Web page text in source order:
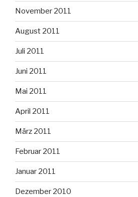
November 2011
August 2011
Juli 2011
Juni 2011
Mai 2011
April 2011
März 2011
Februar 2011
Januar 2011
Dezember 2010